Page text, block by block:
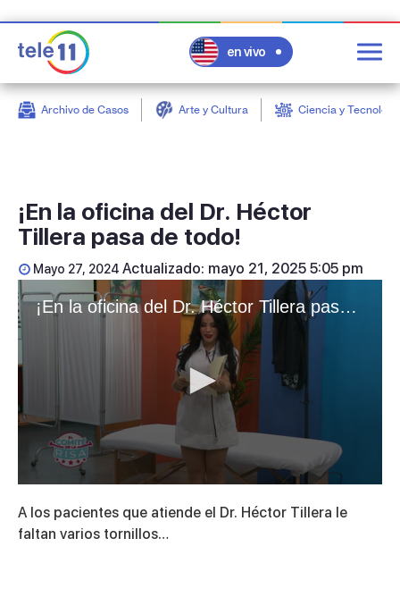
en vivo
Archivo de Casos Arte y Cultura Ciencia y
¡En la oficina del Dr. Héctor
Tillera pasa de todo!
Mayo 27, 2024 Actualizado: mayo 21, 2025 5:05 pm
¡En la oficina del Dr. Héctor Tillera pasa de todo!
seconds
of
14
A los pacientes que atiende el Dr. Héctor Tillera le
faltan varios tornillos…
post